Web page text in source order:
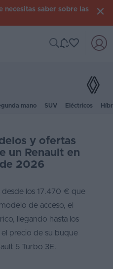
necesitas saber sobre las
mano SUV Eléctricos
y ofertas
un Renault en
2026
desde los 17.470 € que
de acceso, el
llegando hasta los
precio de su buque
5 Turbo 3E.